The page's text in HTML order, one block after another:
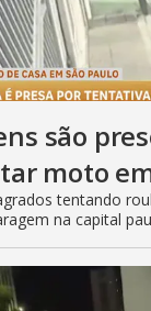
são
moto
tentando
na capital